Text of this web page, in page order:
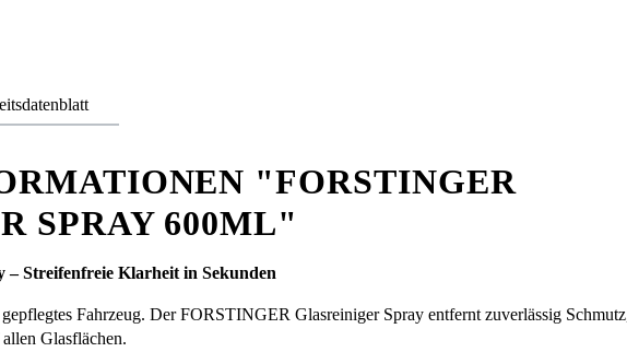
"FORSTINGER
SPRAY 600ML"
Streifenfreie Klarheit in Sekunden
Fahrzeug. Der FORSTINGER Glasreiniger Spray entfernt zuverlässig
Glasflächen.